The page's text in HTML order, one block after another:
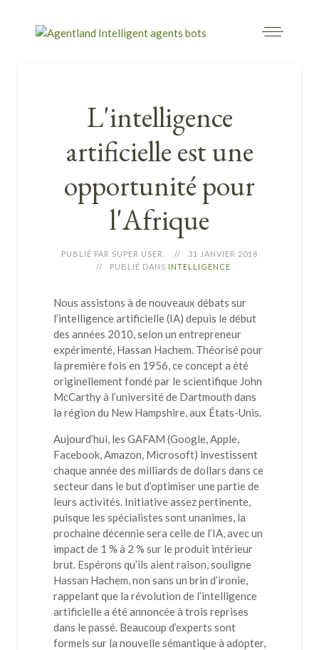
L'intelligence
artificielle est une
opportunité pour
l'Afrique
PUBLIÉ PAR SUPER USER.
31 JANVIER 2018
PUBLIÉ DANS INTELLIGENCE
Nous assistons à de nouveaux débats sur
l’intelligence artificielle (IA) depuis le début
des années 2010, selon un entrepreneur
expérimenté, Hassan Hachem. Théorisé pour
la première fois en 1956, ce concept a été
originellement fondé par le scientifique John
McCarthy à l’université de Dartmouth dans
la région du New Hampshire, aux États-Unis.
Aujourd’hui, les GAFAM (Google, Apple,
Facebook, Amazon, Microsoft) investissent
chaque année des milliards de dollars dans ce
secteur dans le but d’optimiser une partie de
leurs activités. Initiative assez pertinente,
puisque les spécialistes sont unanimes, la
prochaine décennie sera celle de l’IA, avec un
impact de 1 % à 2 % sur le produit intérieur
brut. Espérons qu’ils aient raison, souligne
Hassan Hachem, non sans un brin d’ironie,
rappelant que la révolution de l’intelligence
artificielle a été annoncée à trois reprises
dans le passé. Beaucoup d’experts sont
formels sur la nouvelle sémantique à adopter,